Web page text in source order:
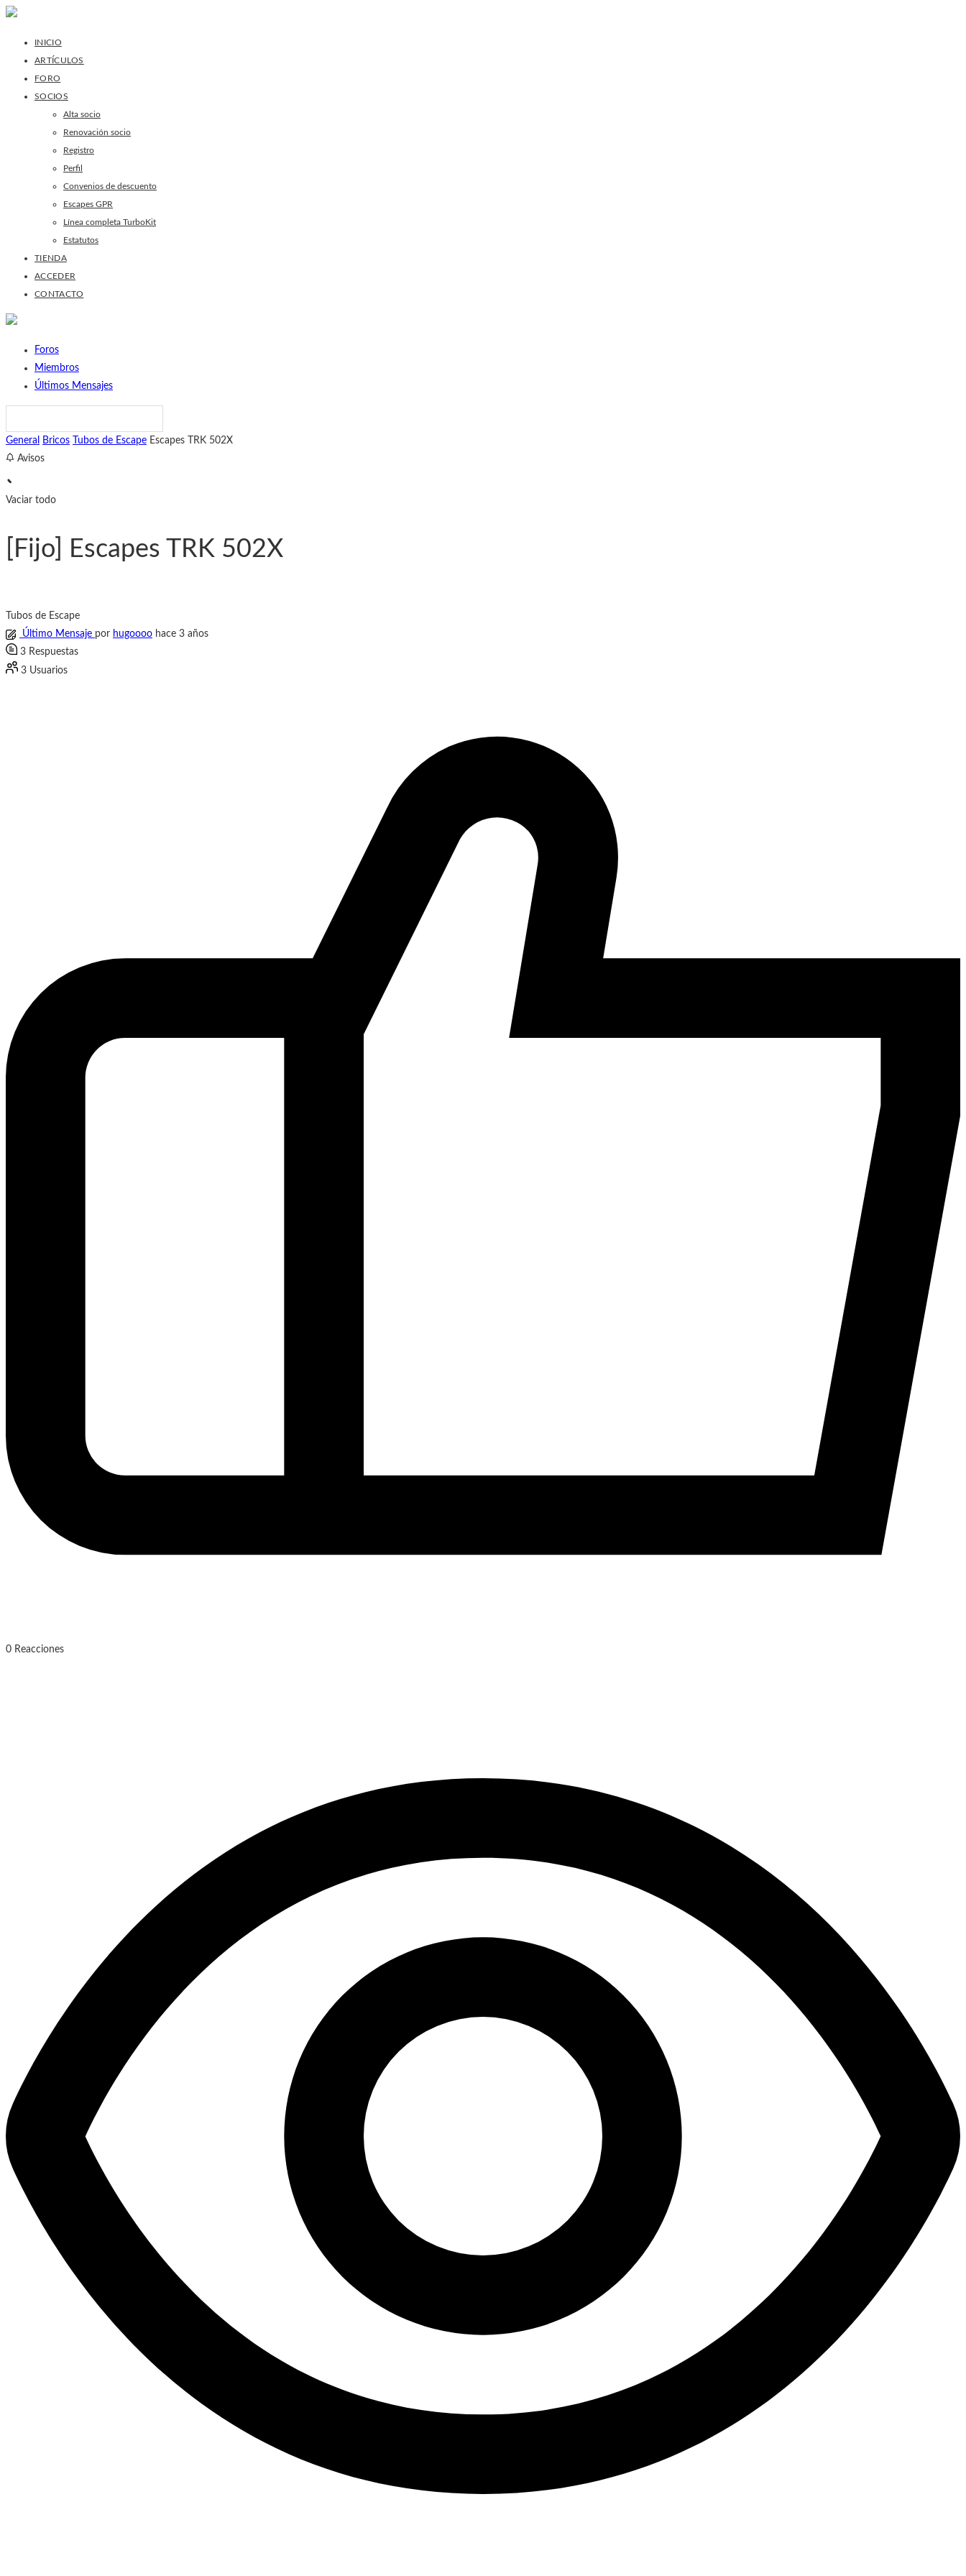
INICIO
ARTÍCULOS
FORO
SOCIOS
Alta socio
Renovación socio
Registro
Perfil
Convenios de descuento
Escapes GPR
Línea completa TurboKit
Estatutos
TIENDA
ACCEDER
CONTACTO
Foros
Miembros
Últimos Mensajes
General Bricos Tubos de Escape Escapes TRK 502X
Avisos
Vaciar todo
[Fijo] Escapes TRK 502X
Tubos de Escape
Último Mensaje por hugoooo hace 3 años
3 Respuestas
3 Usuarios
0 Reacciones